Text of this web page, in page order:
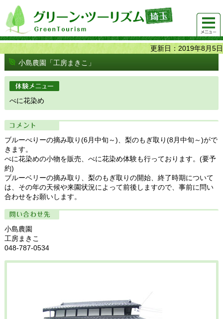
グリーンツーリズム埼玉 緑豊かな農山村で 楽しく！
美味しく！
メニュ
ー
更新日：2019年8月5日
小島農園「工房まきこ」
体験メニュー
べに花染め
コメント
ブルーべりーの摘み取り(6月中旬～)、梨のもぎ取り(8月中旬～)がで
きます。
べに花染めの小物を販売、べに花染め体験も行っております。(要予
約)
ブルーベリーの摘み取り、梨のもぎ取りの開始、終了時期について
は、その年の天候や来園状況によって前後しますので、事前に問い
合わせをお願いします。
問い合わせ先
小島農園
工房まきこ
048-787-0534